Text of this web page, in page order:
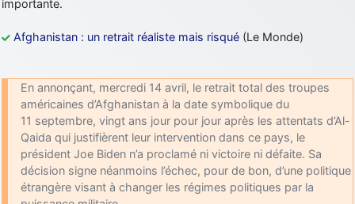
importante.
Afghanistan : un retrait réaliste mais risqué (Le Monde)
En annonçant, mercredi 14 avril, le retrait total des troupes
américaines d’Afghanistan à la date symbolique du
11 septembre, vingt ans jour pour jour après les attentats d’Al-
Qaida qui justifièrent leur intervention dans ce pays, le
président Joe Biden n’a proclamé ni victoire ni défaite. Sa
décision signe néanmoins l’échec, pour de bon, d’une politique
étrangère visant à changer les régimes politiques par la